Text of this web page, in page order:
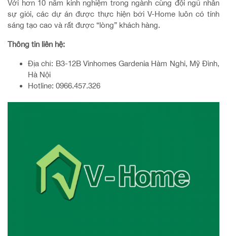
Với hơn 10 năm kinh nghiệm trong ngành cùng đội ngũ nhân
sự giỏi, các dự án được thực hiện bởi V-Home luôn có tính
sáng tạo cao và rất được “lòng” khách hàng.
Thông tin liên hệ:
Địa chỉ: B3-12B Vinhomes Gardenia Hàm Nghi, Mỹ Đình,
Hà Nội
Hotline: 0966.457.326